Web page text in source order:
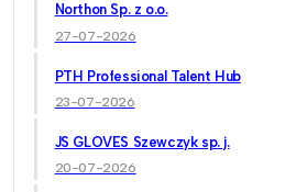
Northon Sp. z o.o.
27-07-2026
PTH Professional Talent Hub
23-07-2026
JS GLOVES Szewczyk sp. j.
20-07-2026